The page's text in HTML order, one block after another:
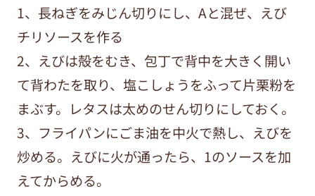
1、長ねぎをみじん切りにし、Aと混ぜ、えび
チリソースを作る
2、えびは殻をむき、包丁で背中を大きく開い
て背わたを取り、塩こしょうをふって片栗粉を
まぶす。レタスは太めのせん切りにしておく。
3、フライパンにごま油を中火で熱し、えびを
炒める。えびに火が通ったら、1のソースを加
えてからめる。